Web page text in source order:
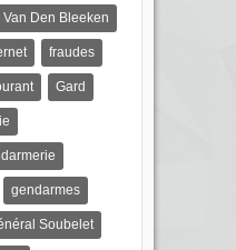
Van Den Bleeken
fraudes
Gard
gendarmes
Soubelet